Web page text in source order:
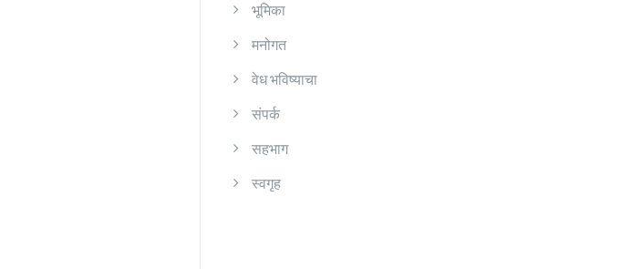
भूमिका
मनोगत
वेध भविष्याचा
संपर्क
सहभाग
स्वगृह